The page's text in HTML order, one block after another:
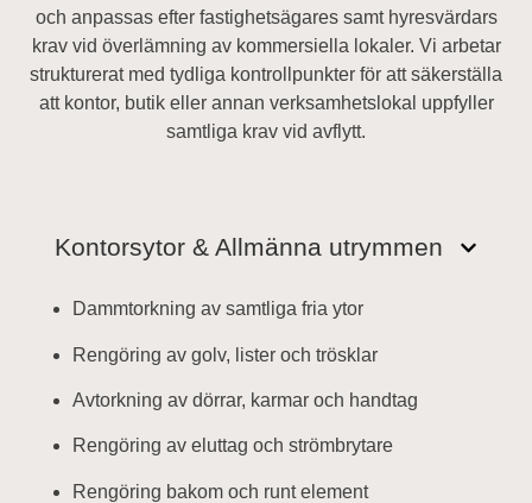
och anpassas efter fastighetsägares samt hyresvärdars
krav vid överlämning av kommersiella lokaler. Vi arbetar
strukturerat med tydliga kontrollpunkter för att säkerställa
att kontor, butik eller annan verksamhetslokal uppfyller
samtliga krav vid avflytt.
Kontorsytor & Allmänna utrymmen
Dammtorkning av samtliga fria ytor
Rengöring av golv, lister och trösklar
Avtorkning av dörrar, karmar och handtag
Rengöring av eluttag och strömbrytare
Rengöring bakom och runt element